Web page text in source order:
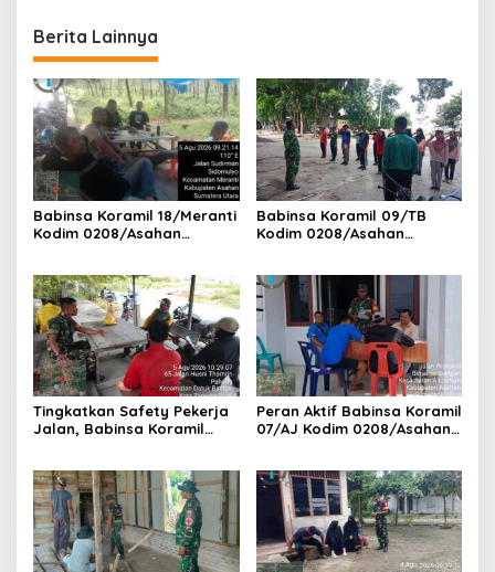
Terwujud
Berita Lainnya
Babinsa Koramil 18/Meranti
Kodim 0208/Asahan
Masyarakat Binaan
Babinsa Koramil 09/TB
Kodim 0208/Asahan
Siswa-siswi MAN1 Kota
Tanjung Balai
Tingkatkan Safety Pekerja
Jalan, Babinsa Koramil
Pemotong Rumput Dinas PU
Peran Aktif Babinsa Koramil
07/AJ Kodim 0208/Asahan